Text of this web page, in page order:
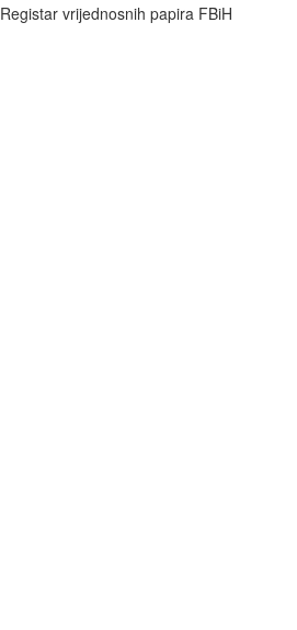
Registar vrijednosnih papira FBiH